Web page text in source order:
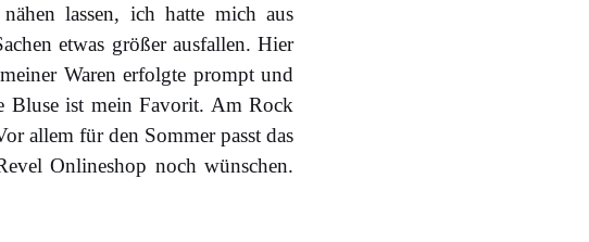
lassen, ich hatte mich aus
etwas größer ausfallen. Hier
Waren erfolgte prompt und
Bluse ist mein Favorit. Am Rock
allem für den Sommer passt das
Onlineshop noch wünschen.